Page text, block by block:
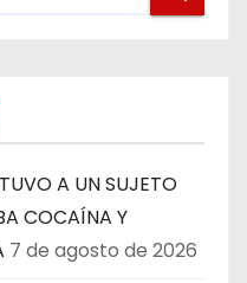
A UN SUJETO
COCAÍNA Y
7 de agosto de 2026